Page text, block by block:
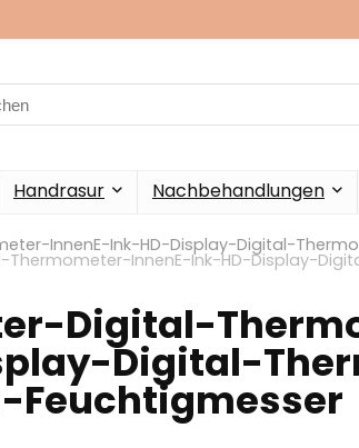
Handrasur Nachbehandlungen
InnenE-Ink-HD-Display-Digital-
InnenE-Ink-HD-Display-
Digital-
Digital-